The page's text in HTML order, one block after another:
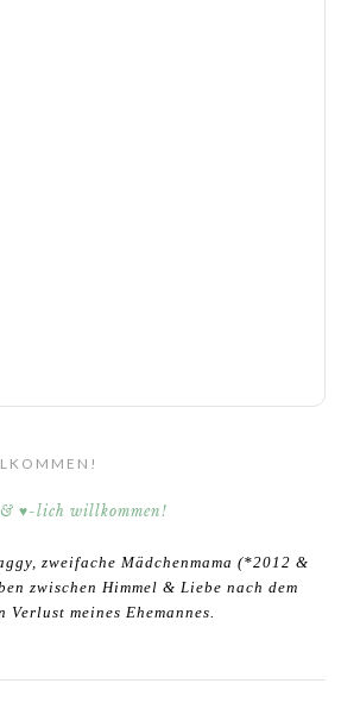
zweifache Mädchenmama (*2012 &
zwischen Himmel & Liebe nach dem
meines Ehemannes.